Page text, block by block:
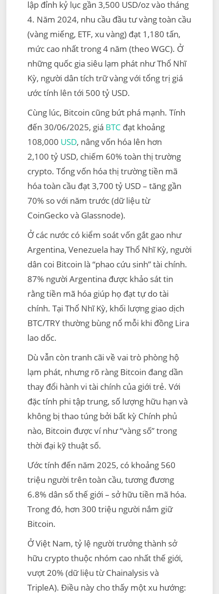
lập đỉnh kỷ lục gần 3,500 USD/oz vào tháng
4. Năm 2024, nhu cầu đầu tư vàng toàn cầu
(vàng miếng, ETF, xu vàng) đạt 1,180 tấn,
mức cao nhất trong 4 năm (theo WGC). Ở
những quốc gia siêu lạm phát như Thổ Nhĩ
Kỳ, người dân tích trữ vàng với tổng trị giá
ước tính lên tới 500 tỷ USD.
Cùng lúc, Bitcoin cũng bứt phá mạnh. Tính
đến 30/06/2025, giá BTC đạt khoảng
108,000 USD, nâng vốn hóa lên hơn
2,100 tỷ USD, chiếm 60% toàn thị trường
crypto. Tổng vốn hóa thị trường tiền mã
hóa toàn cầu đạt 3,700 tỷ USD – tăng gần
70% so với năm trước (dữ liệu từ
CoinGecko và Glassnode).
Ở các nước có kiểm soát vốn gắt gao như
Argentina, Venezuela hay Thổ Nhĩ Kỳ, người
dân coi Bitcoin là “phao cứu sinh” tài chính.
87% người Argentina được khảo sát tin
rằng tiền mã hóa giúp họ đạt tự do tài
chính. Tại Thổ Nhĩ Kỳ, khối lượng giao dịch
BTC/TRY thường bùng nổ mỗi khi đồng Lira
lao dốc.
Dù vẫn còn tranh cãi về vai trò phòng hộ
lạm phát, nhưng rõ ràng Bitcoin đang dần
thay đổi hành vi tài chính của giới trẻ. Với
đặc tính phi tập trung, số lượng hữu hạn và
không bị thao túng bởi bất kỳ Chính phủ
nào, Bitcoin được ví như “vàng số” trong
thời đại kỹ thuật số.
Ước tính đến năm 2025, có khoảng 560
triệu người trên toàn cầu, tương đương
6.8% dân số thế giới – sở hữu tiền mã hóa.
Trong đó, hơn 300 triệu người nắm giữ
Bitcoin.
Ở Việt Nam, tỷ lệ người trưởng thành sở
hữu crypto thuộc nhóm cao nhất thế giới,
vượt 20% (dữ liệu từ Chainalysis và
TripleA). Điều này cho thấy một xu hướng: